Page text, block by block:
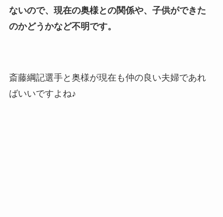
ないので、現在の奥様との関係や、子供ができた
のかどうかなど不明です。
斎藤綱記選手と奥様が現在も仲の良い夫婦であれ
ばいいですよね♪